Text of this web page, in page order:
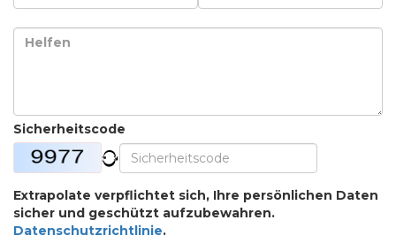
Sicherheitscode
Extrapolate verpflichtet sich, Ihre persönlichen Daten
sicher und geschützt aufzubewahren.
Datenschutzrichtlinie.